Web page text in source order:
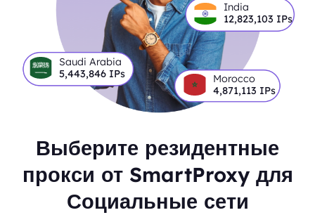
India
12,823,103 IPs
Saudi Arabia
5,443,846 IPs
Morocco
4,871,113 IPs
Выберите резидентные
прокси от SmartProxy для
Социальные сети